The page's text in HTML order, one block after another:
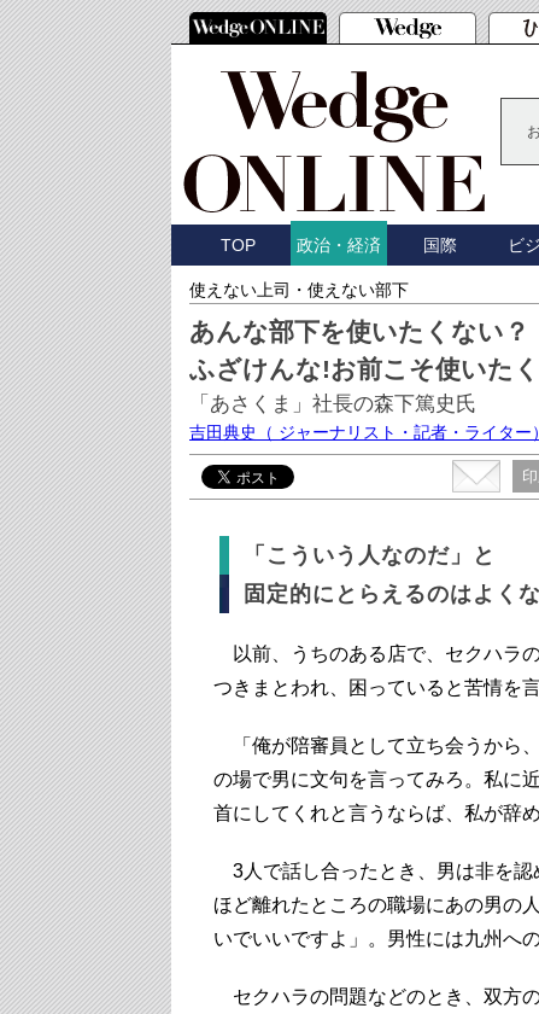
TOP 政治・経済 国際 ビ
使えない上司・使えない部下
あんな部下を使いたくない？
ふざけんな!お前こそ使いた
「あさくま」社長の森下篤史氏
吉田典史 （ ジャーナリスト・記者・ライター）
「こういう人なのだ」と
固定的にとらえるのはよく
以前、うちのある店で、セクハラ
つきまとわれ、困っていると苦情を
「俺が陪審員として立ち会うから
の場で男に文句を言ってみろ。私に
首にしてくれと言うならば、私が辞め
3人で話し合ったとき、男は非を認
ほど離れたところの職場にあの男の
いでいいですよ」。男性には九州へ
セクハラの問題などのとき、双方